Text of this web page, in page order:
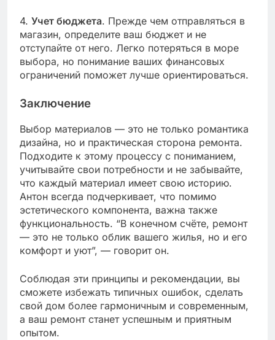
4. Учет бюджета. Прежде чем отправляться в
магазин, определите ваш бюджет и не
отступайте от него. Легко потеряться в море
выбора, но понимание ваших финансовых
ограничений поможет лучше ориентироваться.
Заключение
Выбор материалов — это не только романтика
дизайна, но и практическая сторона ремонта.
Подходите к этому процессу с пониманием,
учитывайте свои потребности и не забывайте,
что каждый материал имеет свою историю.
Антон всегда подчеркивает, что помимо
эстетического компонента, важна также
функциональность. “В конечном счёте, ремонт
— это не только облик вашего жилья, но и его
комфорт и уют”, — говорит он.
Соблюдая эти принципы и рекомендации, вы
сможете избежать типичных ошибок, сделать
свой дом более гармоничным и современным,
а ваш ремонт станет успешным и приятным
опытом.